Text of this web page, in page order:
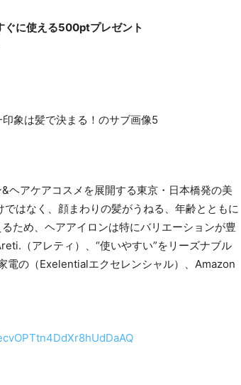
に使える500ptプレゼント
ヘアケアコスメを展開する東京・日本橋発の美
はなく、顔まわりの髪がうねる、年齢とともに
ため、ヘアアイロンは特にバリエーションが豊
（アレティ）、“使いやすい”をリーズナブル
の（Exelentialエクセレンシャル）、Amazon